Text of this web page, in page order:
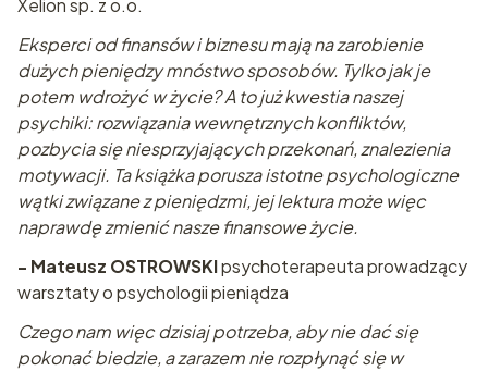
Xelion sp. z o.o.
Eksperci od finansów i biznesu mają na zarobienie
dużych pieniędzy mnóstwo sposobów. Tylko jak je
potem wdrożyć w życie? A to już kwestia naszej
psychiki: rozwiązania wewnętrznych konfliktów,
pozbycia się niesprzyjających przekonań, znalezienia
motywacji. Ta książka porusza istotne psychologiczne
wątki związane z pieniędzmi, jej lektura może więc
naprawdę zmienić nasze finansowe życie.
- Mateusz OSTROWSKIpsychoterapeuta prowadzący
warsztaty o psychologii pieniądza
Czego nam więc dzisiaj potrzeba, aby nie dać się
pokonać biedzie, a zarazem nie rozpłynąć się w